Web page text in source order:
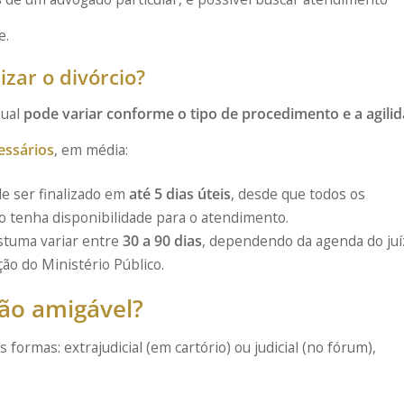
o divórcio?
pode variar conforme o tipo de procedimento e a
, em média:
ser finalizado em até 5 dias úteis, desde que todos os
tenha disponibilidade para o atendimento.
variar entre 30 a 90 dias, dependendo da agenda do
do Ministério Público.
amigável?
formas: extrajudicial (em cartório) ou judicial (no fórum),